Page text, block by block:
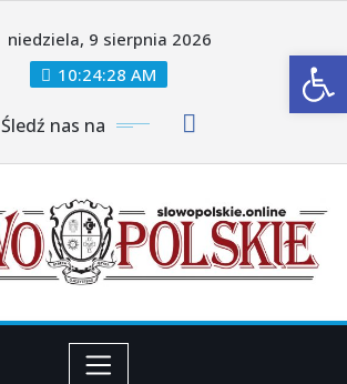
niedziela, 9 sierpnia 2026
10:24:30 AM
Śledź nas na